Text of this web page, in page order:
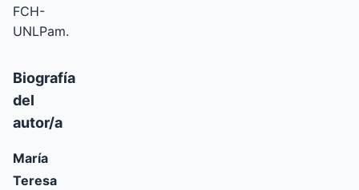
FCH-
UNLPam.
Biografía
del
autor/a
María
Teresa